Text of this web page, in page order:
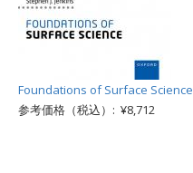
Foundations of Surface Science
参考価格（税込）: ¥8,712